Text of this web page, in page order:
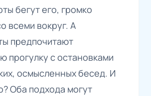
бегут его, громко
всеми вокруг. А
предпочитают
прогулку с остановками
осмысленных бесед. И
Оба подхода могут